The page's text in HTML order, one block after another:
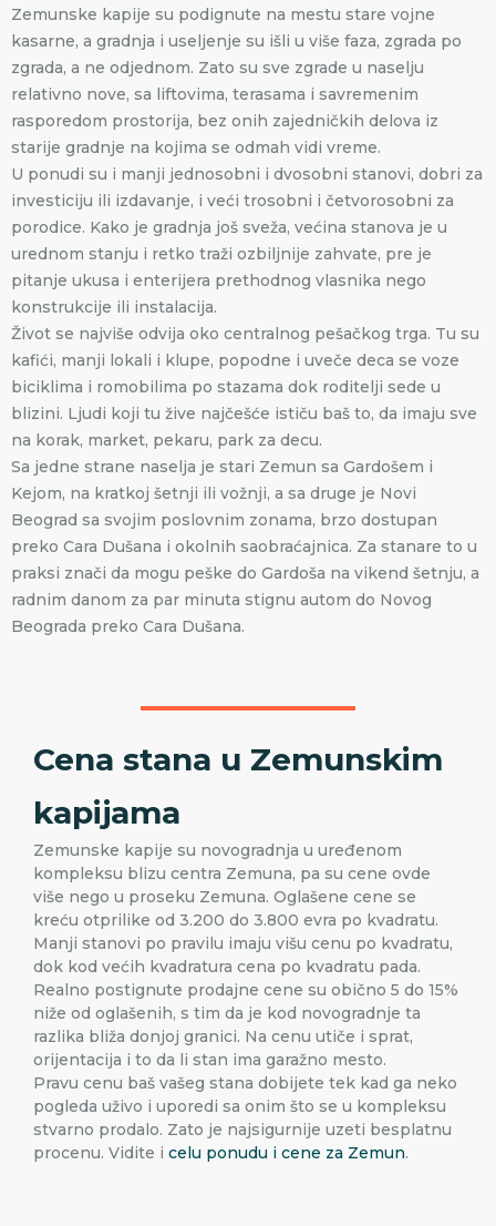
Zemunske kapije su podignute na mestu stare vojne
kasarne, a gradnja i useljenje su išli u više faza, zgrada po
zgrada, a ne odjednom. Zato su sve zgrade u naselju
relativno nove, sa liftovima, terasama i savremenim
rasporedom prostorija, bez onih zajedničkih delova iz
starije gradnje na kojima se odmah vidi vreme.
U ponudi su i manji jednosobni i dvosobni stanovi, dobri za
investiciju ili izdavanje, i veći trosobni i četvorosobni za
porodice. Kako je gradnja još sveža, većina stanova je u
urednom stanju i retko traži ozbiljnije zahvate, pre je
pitanje ukusa i enterijera prethodnog vlasnika nego
konstrukcije ili instalacija.
Život se najviše odvija oko centralnog pešačkog trga. Tu su
kafići, manji lokali i klupe, popodne i uveče deca se voze
biciklima i romobilima po stazama dok roditelji sede u
blizini. Ljudi koji tu žive najčešće ističu baš to, da imaju sve
na korak, market, pekaru, park za decu.
Sa jedne strane naselja je stari Zemun sa Gardošem i
Kejom, na kratkoj šetnji ili vožnji, a sa druge je Novi
Beograd sa svojim poslovnim zonama, brzo dostupan
preko Cara Dušana i okolnih saobraćajnica. Za stanare to u
praksi znači da mogu peške do Gardoša na vikend šetnju, a
radnim danom za par minuta stignu autom do Novog
Beograda preko Cara Dušana.
Cena stana u Zemunskim
kapijama
Zemunske kapije su novogradnja u uređenom
kompleksu blizu centra Zemuna, pa su cene ovde
više nego u proseku Zemuna. Oglašene cene se
kreću otprilike od 3.200 do 3.800 evra po kvadratu.
Manji stanovi po pravilu imaju višu cenu po kvadratu,
dok kod većih kvadratura cena po kvadratu pada.
Realno postignute prodajne cene su obično 5 do 15%
niže od oglašenih, s tim da je kod novogradnje ta
razlika bliža donjoj granici. Na cenu utiče i sprat,
orijentacija i to da li stan ima garažno mesto.
Pravu cenu baš vašeg stana dobijete tek kad ga neko
pogleda uživo i uporedi sa onim što se u kompleksu
stvarno prodalo. Zato je najsigurnije uzeti besplatnu
procenu. Vidite i celu ponudu i cene za Zemun.